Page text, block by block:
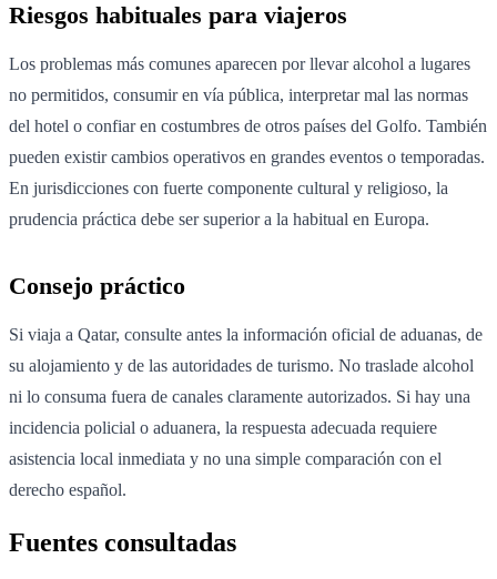
Riesgos habituales para viajeros
Los problemas más comunes aparecen por llevar alcohol a lugares
no permitidos, consumir en vía pública, interpretar mal las normas
del hotel o confiar en costumbres de otros países del Golfo. También
pueden existir cambios operativos en grandes eventos o temporadas.
En jurisdicciones con fuerte componente cultural y religioso, la
prudencia práctica debe ser superior a la habitual en Europa.
Consejo práctico
Si viaja a Qatar, consulte antes la información oficial de aduanas, de
su alojamiento y de las autoridades de turismo. No traslade alcohol
ni lo consuma fuera de canales claramente autorizados. Si hay una
incidencia policial o aduanera, la respuesta adecuada requiere
asistencia local inmediata y no una simple comparación con el
derecho español.
Fuentes consultadas